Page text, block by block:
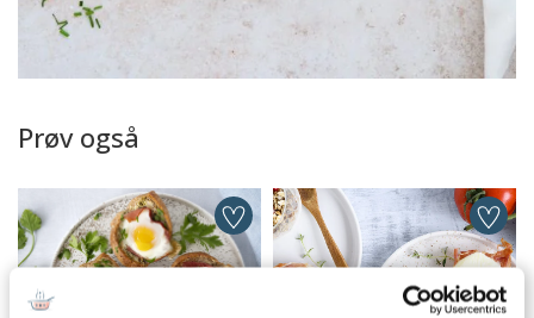
Prøv også